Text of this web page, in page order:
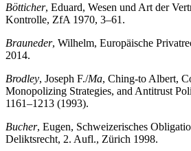
Bötticher, Eduard, Wesen und Art der
Kontrolle, ZfA 1970, 3–61.
Brauneder, Wilhelm, Europäische
2014.
Brodley, Joseph F./Ma, Ching-to Albert,
Monopolizing Strategies, and Antitrust
1161–1213 (1993).
Bucher, Eugen, Schweizerisches
Deliktsrecht, 2. Aufl., Zürich 1998.